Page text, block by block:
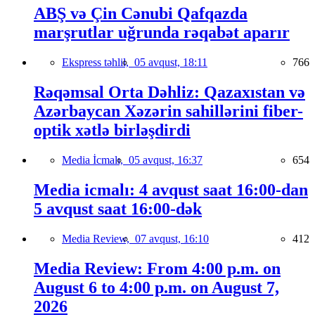
ABŞ və Çin Cənubi Qafqazda
marşrutlar uğrunda rəqabət aparır
Ekspress təhlil, 05 avqust, 18:11 766
Rəqəmsal Orta Dəhliz: Qazaxıstan və
Azərbaycan Xəzərin sahillərini fiber-
optik xətlə birləşdirdi
Media İcmalı, 05 avqust, 16:37 654
Media icmalı: 4 avqust saat 16:00-dan
5 avqust saat 16:00-dək
Media Review, 07 avqust, 16:10 412
Media Review: From 4:00 p.m. on
August 6 to 4:00 p.m. on August 7,
2026